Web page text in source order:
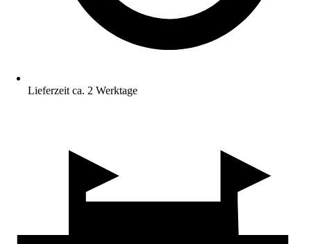
Lieferzeit ca. 2 Werktage